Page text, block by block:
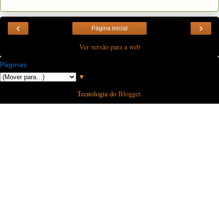
‹ ›
Página inicial
Ver versão para a web
Páginas
▼
Tecnologia do Blogger.